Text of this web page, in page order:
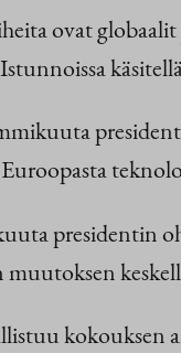
ovat
presidentin
kokouksen